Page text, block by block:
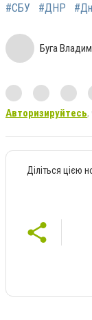
#СБУ #ДНР
Буга
Авторизируйтесь
Діліться цією